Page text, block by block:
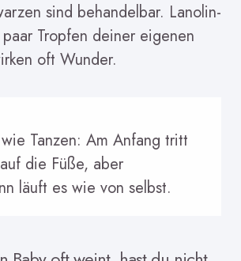
sind behandelbar. Lanolin-
Tropfen deiner eigenen
oft Wunder.
Tanzen: Am Anfang tritt
die Füße, aber
läuft es wie von selbst.